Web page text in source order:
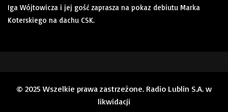
Iga Wójtowicza i jej gość zaprasza na pokaz debiutu Marka
Koterskiego na dachu CSK.
© 2025 Wszelkie prawa zastrzeżone. Radio Lublin S.A. w
likwidacji